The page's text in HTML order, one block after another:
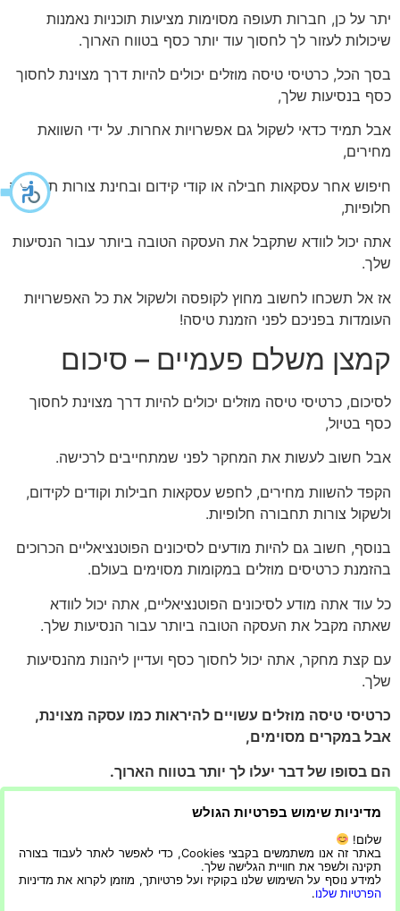
יתר על כן, חברות תעופה מסוימות מציעות תוכניות נאמנות
שיכולות לעזור לך לחסוך עוד יותר כסף בטווח הארוך.
בסך הכל, כרטיסי טיסה מוזלים יכולים להיות דרך מצוינת לחסוך
כסף בנסיעות שלך,
אבל תמיד כדאי לשקול גם אפשרויות אחרות. על ידי השוואת
מחירים,
חיפוש אחר עסקאות חבילה או קודי קידום ובחינת צורות תחבורה
חלופיות,
אתה יכול לוודא שתקבל את העסקה הטובה ביותר עבור הנסיעות
שלך.
אז אל תשכחו לחשוב מחוץ לקופסה ולשקול את כל האפשרויות
העומדות בפניכם לפני הזמנת טיסה!
קמצן משלם פעמיים – סיכום
לסיכום, כרטיסי טיסה מוזלים יכולים להיות דרך מצוינת לחסוך
כסף בטיול,
אבל חשוב לעשות את המחקר לפני שמתחייבים לרכישה.
הקפד להשוות מחירים, לחפש עסקאות חבילות וקודים לקידום,
ולשקול צורות תחבורה חלופיות.
בנוסף, חשוב גם להיות מודעים לסיכונים הפוטנציאליים הכרוכים
בהזמנת כרטיסים מוזלים במקומות מסוימים בעולם.
כל עוד אתה מודע לסיכונים הפוטנציאליים, אתה יכול לוודא
שאתה מקבל את העסקה הטובה ביותר עבור הנסיעות שלך.
עם קצת מחקר, אתה יכול לחסוך כסף ועדיין ליהנות מהנסיעות
שלך.
כרטיסי טיסה מוזלים עשויים להיראות כמו עסקה מצוינת,
אבל במקרים מסוימים,
הם בסופו של דבר יעלו לך יותר בטווח הארוך.
הקפד לחקור ולהשוות את האפשרויות שלך בעת הזמנת
ולשקול את העמלות הנסתרות הפוטנציאליות שעשויות להיות
קשורות לכרטיסים מוזלים.
מדיניות שימוש בפרטיות הגולש
שלום!
באתר זה אנו משתמשים בקבצי Cookies, כדי לאפשר לאתר לעבוד בצורה
תקינה ולשפר את חוויית הגלישה שלך.
למידע נוסף על השימוש שלנו בקוקיז ועל פרטיותך, מוזמן לקרוא את מדיניות
הפרטיות שלנו.